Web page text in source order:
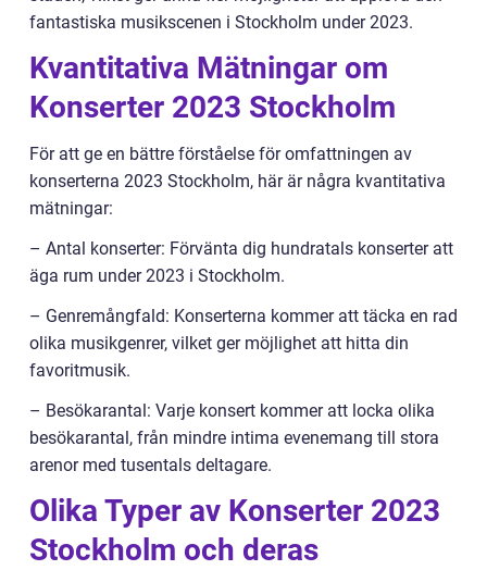
fantastiska musikscenen i Stockholm under 2023.
Kvantitativa Mätningar om
Konserter 2023 Stockholm
För att ge en bättre förståelse för omfattningen av
konserterna 2023 Stockholm, här är några kvantitativa
mätningar:
– Antal konserter: Förvänta dig hundratals konserter att
äga rum under 2023 i Stockholm.
– Genremångfald: Konserterna kommer att täcka en rad
olika musikgenrer, vilket ger möjlighet att hitta din
favoritmusik.
– Besökarantal: Varje konsert kommer att locka olika
besökarantal, från mindre intima evenemang till stora
arenor med tusentals deltagare.
Olika Typer av Konserter 2023
Stockholm och deras